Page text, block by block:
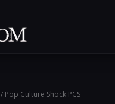
/ Pop Culture Shock PCS